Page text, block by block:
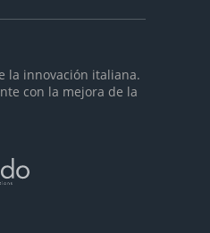
la innovación italiana.
con la mejora de la